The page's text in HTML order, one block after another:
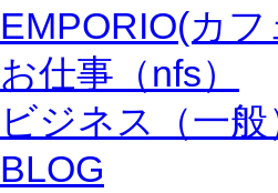
EMPORIO(カ
お仕事（nfs）
ビジネス（一般
BLOG